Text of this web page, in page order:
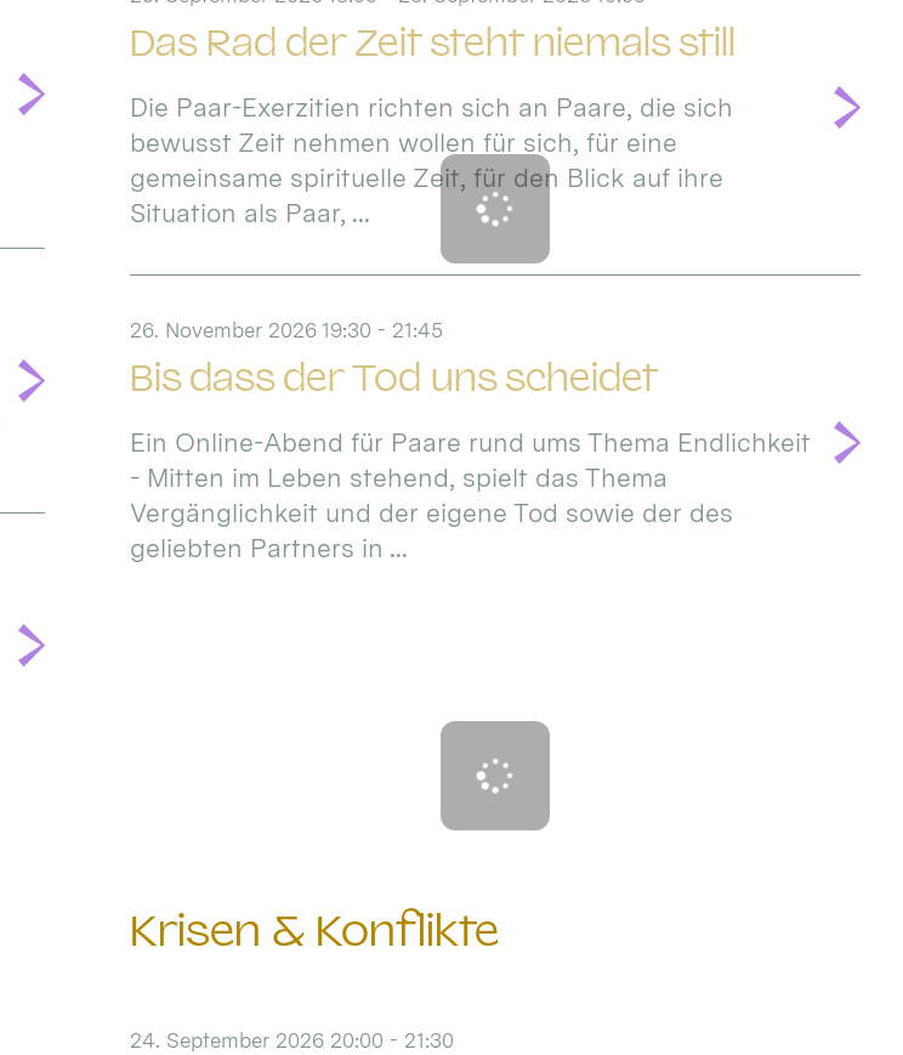
Das Rad der Zeit steht niemals still
Die Paar-Exerzitien richten sich an Paare, die sich
bewusst Zeit nehmen wollen für sich, für eine
gemeinsame spirituelle Zeit, für den Blick auf ihre
Situation als Paar, ...
Bis dass der Tod uns scheidet
26. November 2026 19:30 - 21:45
Ein Online-Abend für Paare rund ums Thema Endlichkeit
- Mitten im Leben stehend, spielt das Thema
Vergänglichkeit und der eigene Tod sowie der des
geliebten Partners in ...
Krisen & Konflikte
24. September 2026 20:00 - 21:30